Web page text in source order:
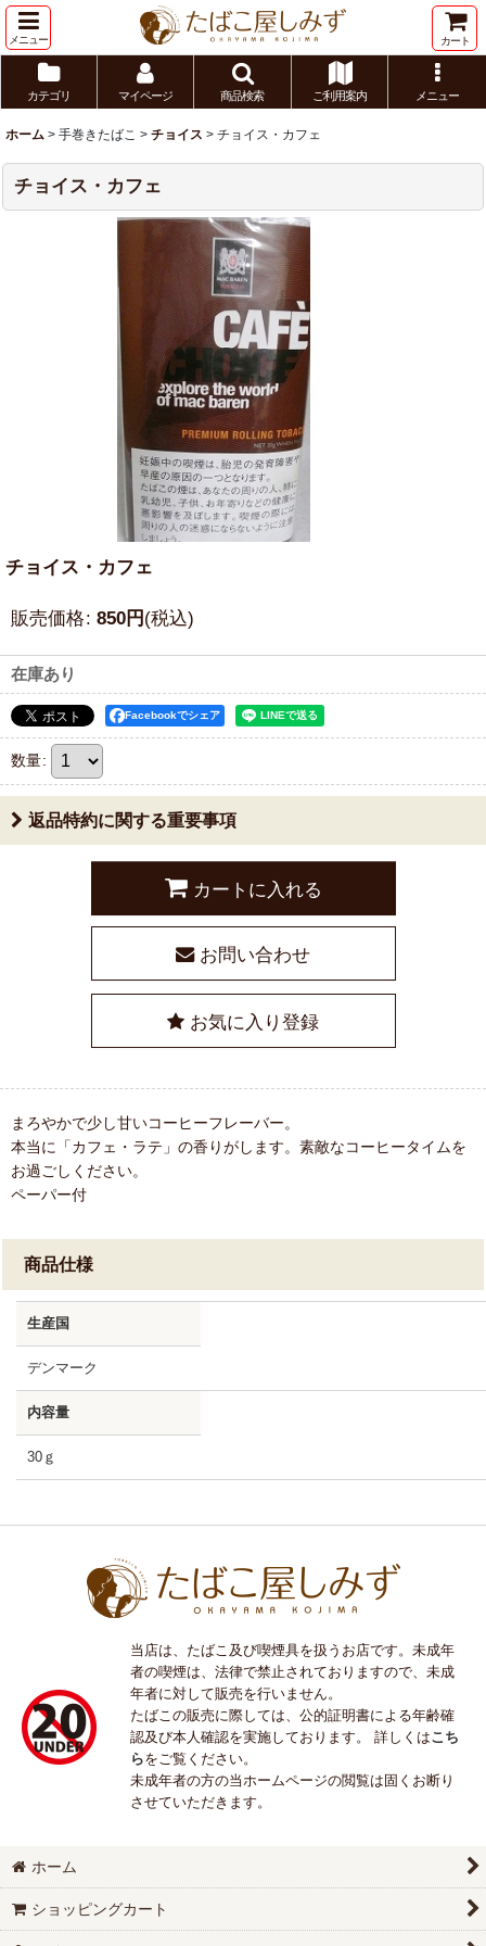
メニュー カート
カテゴリ マイページ 商品検索 ご利用案内 メニュー
ホーム > 手巻きたばこ > チョイス > チョイス・カフェ
チョイス・カフェ
チョイス・カフェ
販売価格: 850円 (税込)
在庫あり
Facebookでシェア
数量:
返品特約に関する重要事項
カートに入れる
お問い合わせ
お気に入り登録
まろやかで少し甘いコーヒーフレーバー。
本当に「カフェ・ラテ」の香りがします。素敵なコーヒータイムを
お過ごしください。
ペーパー付
商品仕様
生産国
デンマーク
内容量
30ｇ
当店は、たばこ及び喫煙具を扱うお店です。未成年
者の喫煙は、法律で禁止されておりますので、未成
年者に対して販売を行いません。
たばこの販売に際しては、公的証明書による年齢確
認及び本人確認を実施しております。 詳しくはこち
らをご覧ください。
未成年者の方の当ホームページの閲覧は固くお断り
させていただきます。
ホーム
ショッピングカート